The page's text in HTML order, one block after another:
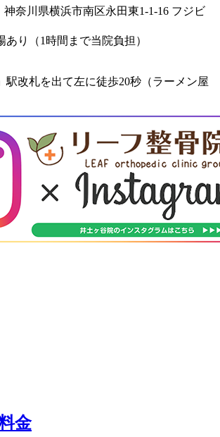
奈川県横浜市南区永田東1-1-16 フジビ
り（1時間まで当院負担）
駅改札を出て左に徒歩20秒（ラーメン屋
金